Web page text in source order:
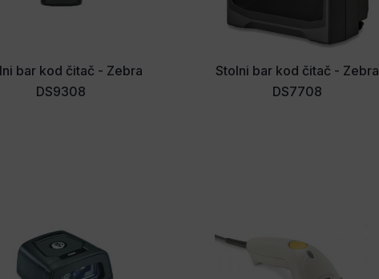
bar kod čitač - Zebra
DS9308
Stolni bar kod čitač - Zebra
DS7708